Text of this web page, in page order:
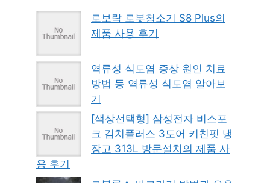
로보락 로봇청소기 S8 Plus의
제품 사용 후기
역류성 식도염 증상 원인 치료
방법 등 역류성 식도염 알아보
기
[색상선택형] 삼성전자 비스포
크 김치플러스 3도어 키친핏 냉
장고 313L 방문설치의 제품 사
용 후기